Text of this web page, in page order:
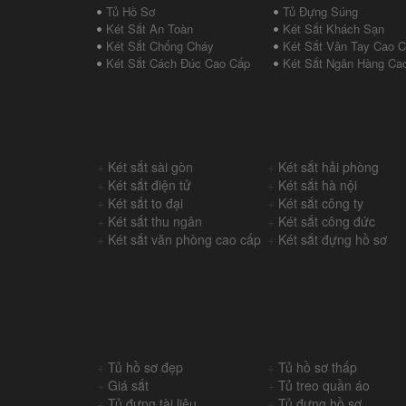
Tủ Hồ Sơ
Tủ Đựng Súng
Két Sắt An Toàn
Két Sắt Khách Sạn
Két Sắt Chống Cháy
Két Sắt Vân Tay Cao
Két Sắt Cách Đúc Cao Cấp
Két Sắt Ngân Hàng
Két sắt sài gòn Két sắt hải phòng
Két sắt điện tử Két sắt hà nội
Két sắt to đại Két sắt công ty
Két sắt thu ngân Két sắt công đức
Két sắt văn phòng cao cấp Két sắt đựng hồ sơ
Tủ hồ sơ đẹp +Tủ hồ sơ thấp
Giá sắt +Tủ treo quần áo